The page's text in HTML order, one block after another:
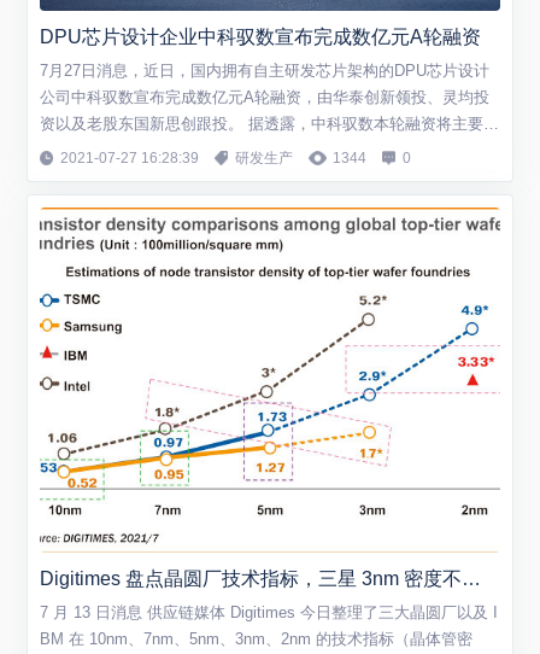
DPU芯片设计企业中科驭数宣布完成数亿元A轮融资
7月27日消息，近日，国内拥有自主研发芯片架构的DPU芯片设计
公司中科驭数宣布完成数亿元A轮融资，由华泰创新领投、灵均投
资以及老股东国新思创跟投。 据透露，中科驭数本轮融资将主要用
于第二代DPU芯片K2的流片以及后续的研发迭代。 据中科驭数创
器都会配备DPU，预计未来...
2021-07-27 16:28:39 研发生产 1344 0
Digitimes 盘点晶圆厂技术指标，三星 3nm 密度不及英特尔 7nm
7 月 13 日消息 供应链媒体 Digitimes 今日整理了三大晶圆厂以及 I
BM 在 10nm、7nm、5nm、3nm、2nm 的技术指标（晶体管密